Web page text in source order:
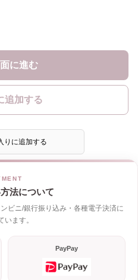
に進む
追加する
りに追加する
法について
ビニ/銀行振り込み・各種電子決済に
います。
PayPay